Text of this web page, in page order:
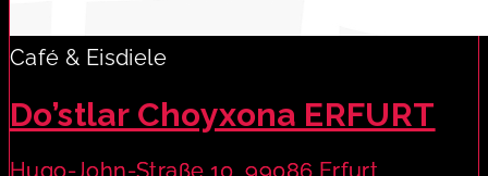
Café & Eisdiele
Do’stlar Choyxona ERFURT
Hugo-John-Straße 10, 99086 Erfurt,